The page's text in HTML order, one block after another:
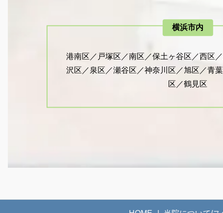
横浜市内
港南区／戸塚区／南区／保土ヶ谷区／西区
沢区／泉区／瀬谷区／神奈川区／旭区／青
区／鶴見区